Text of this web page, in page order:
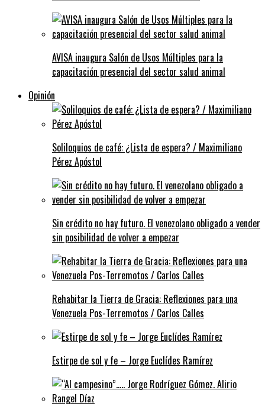
AVISA inaugura Salón de Usos Múltiples para la
capacitación presencial del sector salud animal
Opinión
Soliloquios de café: ¿Lista de espera? / Maximiliano
Pérez Apóstol
Sin crédito no hay futuro. El venezolano obligado a vender
sin posibilidad de volver a empezar
Rehabitar la Tierra de Gracia: Reflexiones para una
Venezuela Pos-Terremotos / Carlos Calles
Estirpe de sol y fe – Jorge Euclídes Ramírez